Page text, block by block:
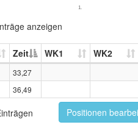
1.
anzeigen
Zeit WK1 WK2
33,27
36,49
Positionen